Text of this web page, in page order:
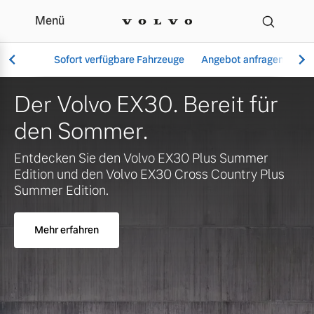
Ihr Volvo Händler in
Menü
Sofort verfügbare Fahrzeuge Angebot anfragen
Vollelektrisch
6 Modelle
Plug-in Hybrid
Geschäftskunden
Unser Team
Der Volvo EX30. Bereit für
den Sommer.
Entdecken Sie den Volvo EX30 Plus Summer
Edition und den Volvo EX30 Cross Country Plus
Summer Edition.
Mehr erfahren